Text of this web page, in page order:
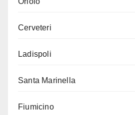
Cerveteri
Ladispoli
Santa Marinella
Fiumicino